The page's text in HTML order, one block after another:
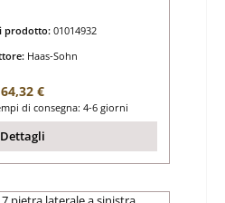
prodotto: 01014932
Haas-Sohn
Prezzo normale:
64,32 €
di consegna: 4-6 giorni
Dettagli